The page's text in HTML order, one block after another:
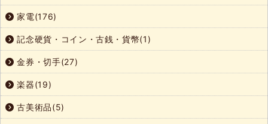
家電(176)
記念硬貨・コイン・古銭・貨幣(1)
金券・切手(27)
楽器(19)
古美術品(5)